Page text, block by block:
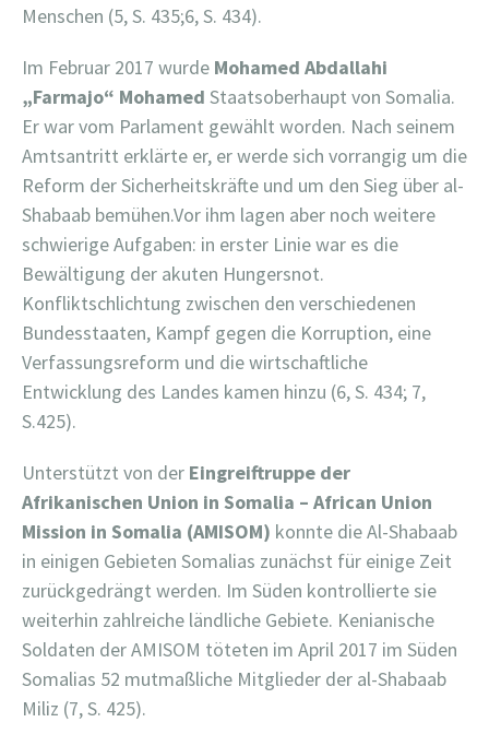
Menschen (5, S. 435;6, S. 434).
Im Februar 2017 wurde Mohamed Abdallahi
„Farmajo“ Mohamed Staatsoberhaupt von Somalia.
Er war vom Parlament gewählt worden. Nach seinem
Amtsantritt erklärte er, er werde sich vorrangig um die
Reform der Sicherheitskräfte und um den Sieg über al-
Shabaab bemühen.Vor ihm lagen aber noch weitere
schwierige Aufgaben: in erster Linie war es die
Bewältigung der akuten Hungersnot.
Konfliktschlichtung zwischen den verschiedenen
Bundesstaaten, Kampf gegen die Korruption, eine
Verfassungsreform und die wirtschaftliche
Entwicklung des Landes kamen hinzu (6, S. 434; 7,
S.425).
Unterstützt von der Eingreiftruppe der
Afrikanischen Union in Somalia – African Union
Mission in Somalia (AMISOM) konnte die Al-Shabaab
in einigen Gebieten Somalias zunächst für einige Zeit
zurückgedrängt werden. Im Süden kontrollierte sie
weiterhin zahlreiche ländliche Gebiete. Kenianische
Soldaten der AMISOM töteten im April 2017 im Süden
Somalias 52 mutmaßliche Mitglieder der al-Shabaab
Miliz (7, S. 425).